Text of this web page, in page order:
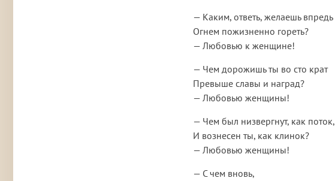
— Каким, ответь, желаешь впредь
Огнем пожизненно гореть?
— Любовью к женщине!
— Чем дорожишь ты во сто крат
Превыше славы и наград?
— Любовью женщины!
— Чем был низвергнут, как поток,
И вознесен ты, как клинок?
— Любовью женщины!
— С чем вновь,